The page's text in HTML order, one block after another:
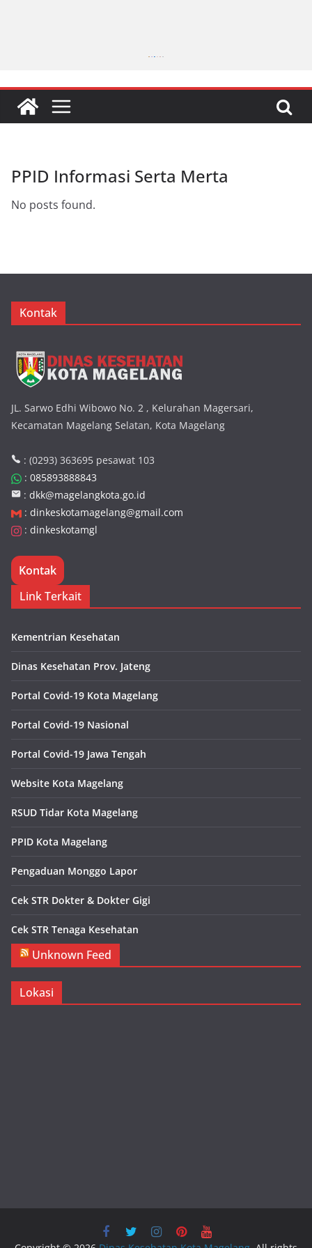
PPID Informasi Serta Merta
No posts found.
Kontak
JL. Sarwo Edhi Wibowo No. 2 , Kelurahan Magersari,
Kecamatan Magelang Selatan, Kota Magelang
: (0293) 363695 pesawat 103
: 085893888843
: dkk@magelangkota.go.id
: dinkeskotamagelang@gmail.com
: dinkeskotamgl
Kontak
Link Terkait
Kementrian Kesehatan
Dinas Kesehatan Prov. Jateng
Portal Covid-19 Kota Magelang
Portal Covid-19 Nasional
Portal Covid-19 Jawa Tengah
Website Kota Magelang
RSUD Tidar Kota Magelang
PPID Kota Magelang
Pengaduan Monggo Lapor
Cek STR Dokter & Dokter Gigi
Cek STR Tenaga Kesehatan
Unknown Feed
Lokasi